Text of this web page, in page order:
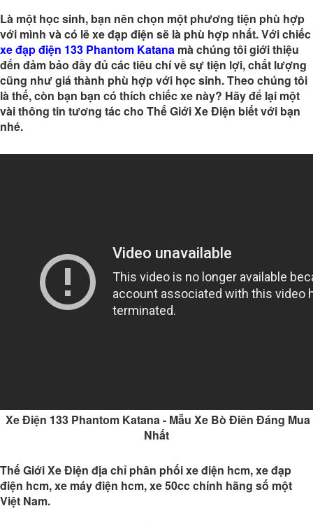
Là một học sinh, bạn nên chọn một phương tiện phù hợp
với mình và có lẽ xe đạp điện sẽ là phù hợp nhất. Với chiếc
xe đạp điện 133 Phantom Katana mà chúng tôi giới thiệu
đến đảm bảo đầy đủ các tiêu chí về sự tiện lợi, chất lượng
cũng như giá thành phù hợp với học sinh. Theo chúng tôi
là thế, còn bạn bạn có thích chiếc xe này? Hãy để lại một
vài thông tin tương tác cho Thế Giới Xe Điện biết với bạn
nhé.
Xe Điện 133 Phantom Katana - Mẫu Xe Bò Điên Đáng Mua
Nhất
Thế Giới Xe Điện địa chỉ phân phối xe điện hcm, xe đạp
điện hcm, xe máy điện hcm, xe 50cc chính hãng số một
Việt Nam.